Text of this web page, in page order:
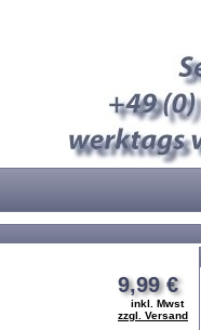
9,99 €
inkl. Mwst
zzgl. Versand